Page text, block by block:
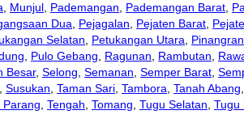
, Munjul, Pademangan, Pademangan Barat,
Dua, Pejagalan, Pejaten Barat,
Selatan, Petukangan Utara,
, Pulo Gebang, Ragunan, Rambutan,
Besar, Selong, Semanan, Semper Barat,
, Susukan, Taman Sari, Tambora, Tanah Abang,
Parang, Tengah, Tomang, Tugu Selatan, Tugu